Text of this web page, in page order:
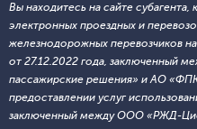
Вы находитесь на сайте
электронных проездных и
железнодорожных перевозчиков
от 27.12.2022 года,
пассажирские решения» и АО
предоставлении услуг
заключенный между ООО «РЖД-